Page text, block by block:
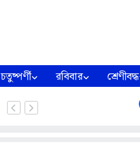
চতুষ্পর্ণী রবিবার শ্রেণীবদ্ধ